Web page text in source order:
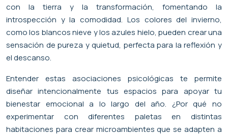
con la tierra y la transformación, fomentando la
introspección y la comodidad. Los colores del invierno,
como los blancos nieve y los azules hielo, pueden crear una
sensación de pureza y quietud, perfecta para la reflexión y
el descanso.
Entender estas asociaciones psicológicas te permite
diseñar intencionalmente tus espacios para apoyar tu
bienestar emocional a lo largo del año. ¿Por qué no
experimentar con diferentes paletas en distintas
habitaciones para crear microambientes que se adapten a